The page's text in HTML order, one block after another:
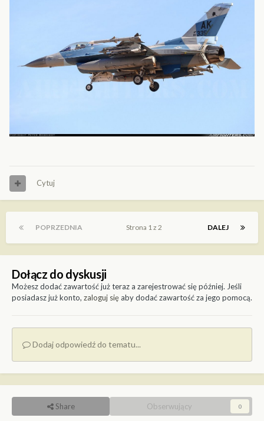
Cytuj
POPRZEDNIA DALEJ
Strona 1 z 2
Dołącz do dyskusji
Możesz dodać zawartość już teraz a zarejestrować się później. Jeśli
posiadasz już konto, zaloguj sięaby dodać zawartość za jego pomocą.
Dodaj odpowiedź do tematu...
Share Obserwujący 0